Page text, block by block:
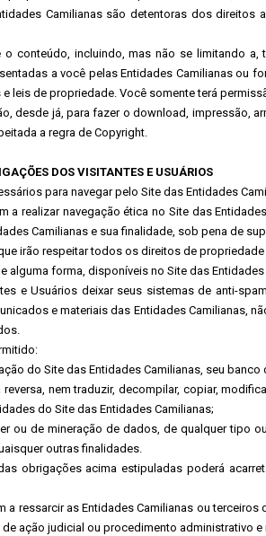
Camilianas são detentoras dos
o conteúdo, incluindo, mas não se limitando
a você pelas Entidades Camilianas ou
leis de propriedade. Você somente terá
desde já, para fazer o download, impressão,
a regra de Copyright.
DOS VISITANTES E USUÁRIOS
para navegar pelo Site das Entidades
a realizar navegação ética no Site das
Camilianas e sua finalidade, sob pena de
irão respeitar todos os direitos de
alguma forma, disponíveis no Site das Entidades
e Usuários deixar seus sistemas de anti-
e materiais das Entidades Camilianas,
do Site das Entidades Camilianas, seu
nem traduzir, decompilar, copiar,
do Site das Entidades Camilianas;
ou de mineração de dados, de qualquer tipo
outras finalidades.
obrigações acima estipuladas poderá
a ressarcir as Entidades Camilianas ou
ação judicial ou procedimento administrativo